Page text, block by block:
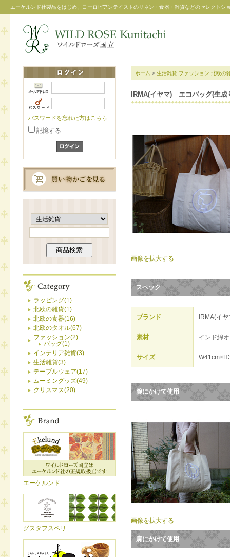
エーケルンド社製品をはじめ、ヨーロピアンテイストのリネン・食器・雑貨などのセレクト
パスワードを忘れた方はこちら
記憶する
ラッピング(1)
北欧の雑貨(1)
北欧の食器(16)
北欧のタオル(67)
ファッション(2)
バッグ(1)
インテリア雑貨(3)
生活雑貨(3)
テーブルウェア(17)
ムーミングッズ(49)
クリスマス(20)
エーケルンド
グスタフスベリ
ホーム > 生活雑貨 ファッション 北欧の
IRMA(イヤマ) エコバッグ(生成
画像を拡大する
スペック
ブランド IRMA(イ
素材 インド綿
サイズ
腕にかけて使用
画像を拡大する
肩にかけて使用